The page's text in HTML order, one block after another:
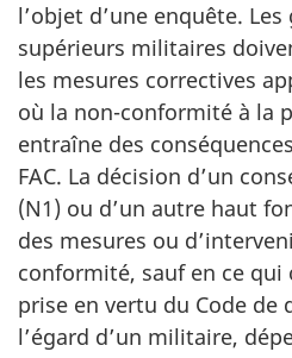
l’objet d’une enquête.
supérieurs militaires
les mesures correctives
où la non-conformité à la
entraîne des
FAC. La décision d’un
(N1) ou d’un autre haut
des mesures ou
conformité, sauf en ce qui
prise en vertu du Code
l’égard d’un militaire,